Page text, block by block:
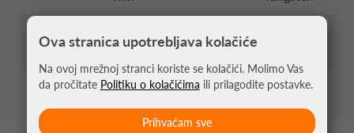
26g
mm
7.35 mm
Ova stranica upotrebljava kolačiće
Na ovoj mrežnoj stranci koriste se kolačići. Molimo Vas
da pročitate Politiku o kolačićima ili prilagodite postavke.
Prihvaćam sve